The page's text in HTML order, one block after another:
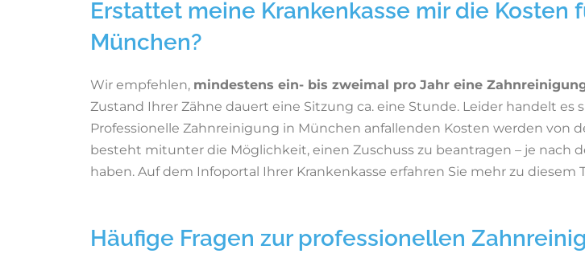
Erstattet meine Krankenkasse mir die
München?
Wir empfehlen, mindestens ein- bis zweimal pro Jahr eine
Zustand Ihrer Zähne dauert eine Sitzung ca. eine Stunde. Leider handelt es
Professionelle Zahnreinigung in München anfallenden Kosten werden von
besteht mitunter die Möglichkeit, einen Zuschuss zu beantragen – je nach
haben. Auf dem Infoportal Ihrer Krankenkasse erfahren Sie mehr zu diesem
Häufige Fragen zur professionellen